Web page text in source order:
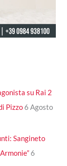
su Rai 2
Pizzo 6 Agosto
Sangineto
6